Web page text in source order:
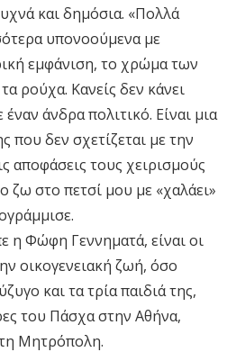
και δημόσια. «Πολλά
υπονοούμενα με
εμφάνιση, το χρώμα των
ρούχα. Κανείς δεν κάνει
έναν άνδρα πολιτικό. Είναι μια
που δεν σχετίζεται με την
αποφάσεις τους χειρισμούς
ζω στο πετσί μου με «χαλάει»
η Φώφη Γεννηματά, είναι οι
οικογενειακή ζωή, όσο
και τα τρία παιδιά της,
του Πάσχα στην Αθήνα,
Μητρόπολη.